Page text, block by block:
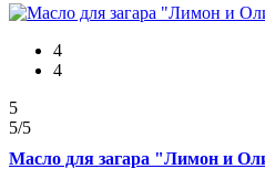
4
4
5
5/5
Масло для загара "Лимон и